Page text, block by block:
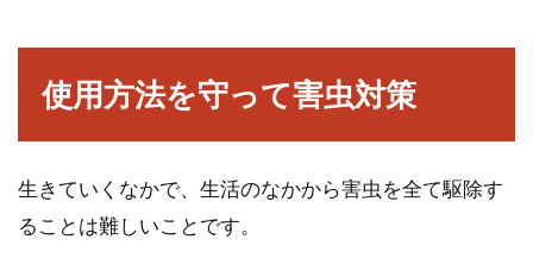
使用方法を守って害虫対策
生きていくなかで、生活のなかから害虫を全て駆除す
ることは難しいことです。